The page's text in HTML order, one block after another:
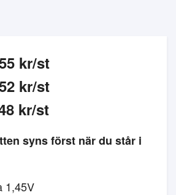
kr/st
kr/st
kr/st
syns först när du står i
1,45V